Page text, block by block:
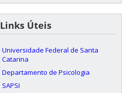
Links Úteis
Universidade Federal de Santa
Catarina
Departamento de Psicologia
SAPSI